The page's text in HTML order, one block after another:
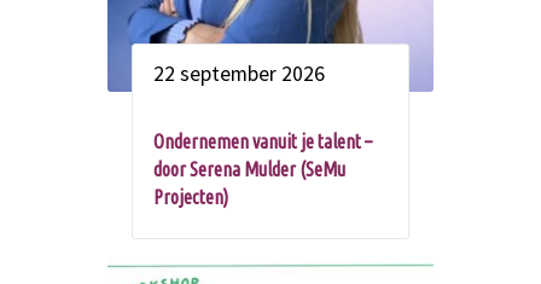
22 september 2026
Ondernemen vanuit je talent –
door Serena Mulder (SeMu
Projecten)